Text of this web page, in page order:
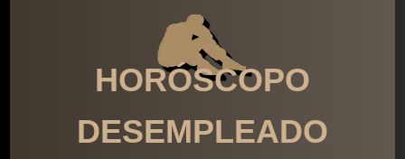
HORÓSCOPO
DESEMPLEADO